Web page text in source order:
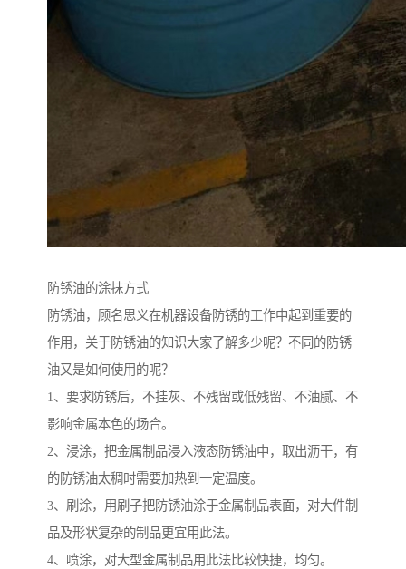
防锈油的涂抹方式
防锈油，顾名思义在机器设备防锈的工作中起到重要的
作用，关于防锈油的知识大家了解多少呢？不同的防锈
油又是如何使用的呢？
1、要求防锈后，不挂灰、不残留或低残留、不油腻、不
影响金属本色的场合。
2、浸涂，把金属制品浸入液态防锈油中，取出沥干，有
的防锈油太稠时需要加热到一定温度。
3、刷涂，用刷子把防锈油涂于金属制品表面，对大件制
品及形状复杂的制品更宜用此法。
4、喷涂，对大型金属制品用此法比较快捷，均匀。